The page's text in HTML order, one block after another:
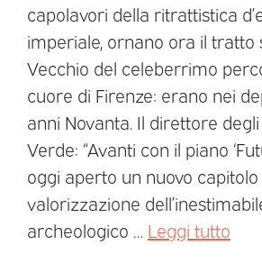
capolavori della ritrattistica
imperiale, ornano ora il tratto
Vecchio del celeberrimo
cuore di Firenze: erano nei
anni Novanta. Il direttore
Verde: “Avanti con il piano
oggi aperto un nuovo capitolo
valorizzazione
archeologico … Leggi tutto